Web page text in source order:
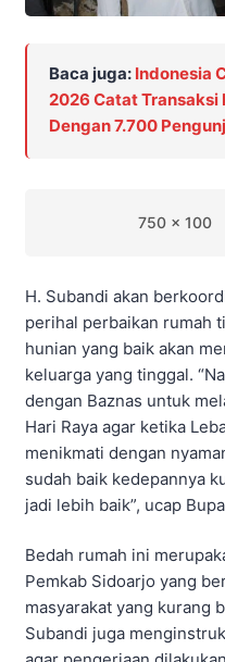
Baca juga: Indonesia
2026 Catat Transaksi
Dengan 7.700
750 x 100
H. Subandi akan
perihal perbaikan rumah
hunian yang baik akan
keluarga yang tinggal.
dengan Baznas untuk
Hari Raya agar ketika
menikmati dengan
sudah baik kedepannya
jadi lebih baik”, ucap
Bedah rumah ini
Pemkab Sidoarjo yang
masyarakat yang kurang
Subandi juga